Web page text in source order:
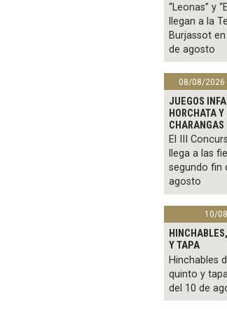
“Leonas” y
llegan a la
Burjassot
de agosto
08/08/2026
JUEGOS
HORCHATA
CHARANGAS
El III
llega a las
segundo fin
agosto
10/
Y TAPA
Hinchables
quinto y
del 10 de